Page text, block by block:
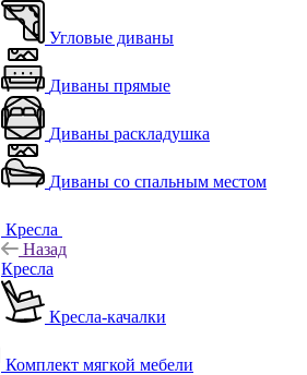
Угловые диваны
Диваны прямые
Диваны раскладушка
Диваны со спальным местом
Кресла
Назад
Кресла
Кресла-качалки
Комплект мягкой мебели